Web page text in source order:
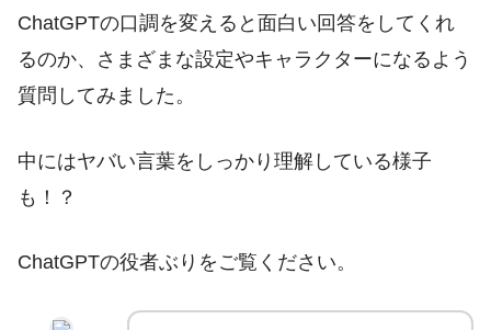
ChatGPTの口調を変えると面白い回答をしてくれ
るのか、さまざまな設定やキャラクターになるよう
質問してみました。
中にはヤバい言葉をしっかり理解している様子
も！？
ChatGPTの役者ぶりをご覧ください。